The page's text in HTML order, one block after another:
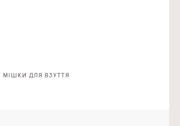
МІШКИ ДЛЯ ВЗУТТЯ